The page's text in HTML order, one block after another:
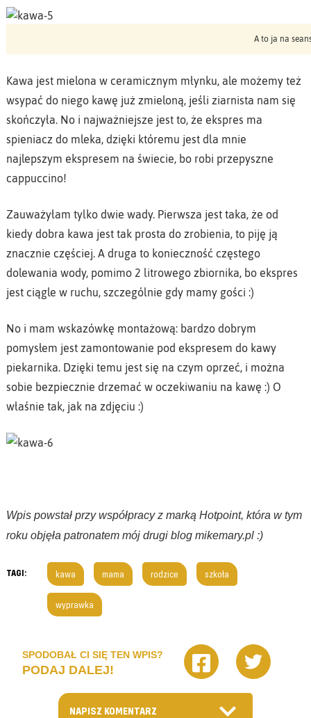
A to ja na
Kawa jest mielona w ceramicznym młynku, ale możemy też
wsypać do niego kawę już zmieloną, jeśli ziarnista nam się
skończyła. No i najważniejsze jest to, że ekspres ma
spieniacz do mleka, dzięki któremu jest dla mnie
najlepszym ekspresem na świecie, bo robi przepyszne
cappuccino!
Zauważyłam tylko dwie wady. Pierwsza jest taka, że od
kiedy dobra kawa jest tak prosta do zrobienia, to piję ją
znacznie częściej. A druga to konieczność częstego
dolewania wody, pomimo 2 litrowego zbiornika, bo ekspres
jest ciągle w ruchu, szczególnie gdy mamy gości :)
No i mam wskazówkę montażową: bardzo dobrym
pomysłem jest zamontowanie pod ekspresem do kawy
piekarnika. Dzięki temu jest się na czym oprzeć, i można
sobie bezpiecznie drzemać w oczekiwaniu na kawę :) O
właśnie tak, jak na zdjęciu :)
Wpis powstał przy współpracy z marką Hotpoint, która w tym
roku objęła patronatem mój drugi blog mikemary.pl :)
TAGI: kawa mama rodzice szkoła
wyprawka
SPODOBAŁ CI SIĘ TEN WPIS?
PODAJ DALEJ!
NAPISZ KOMENTARZ